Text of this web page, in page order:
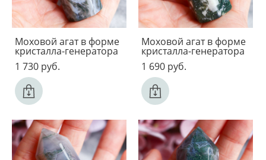
Моховой агат в форме
кристалла-генератора
1 730 pуб.
Моховой агат в форме
кристалла-генератора
1 690 pуб.